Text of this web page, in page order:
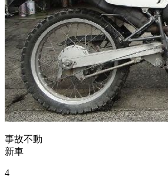
事故不動
新車
4